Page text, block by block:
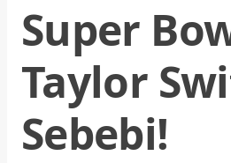
Super
Taylor
Sebebi!